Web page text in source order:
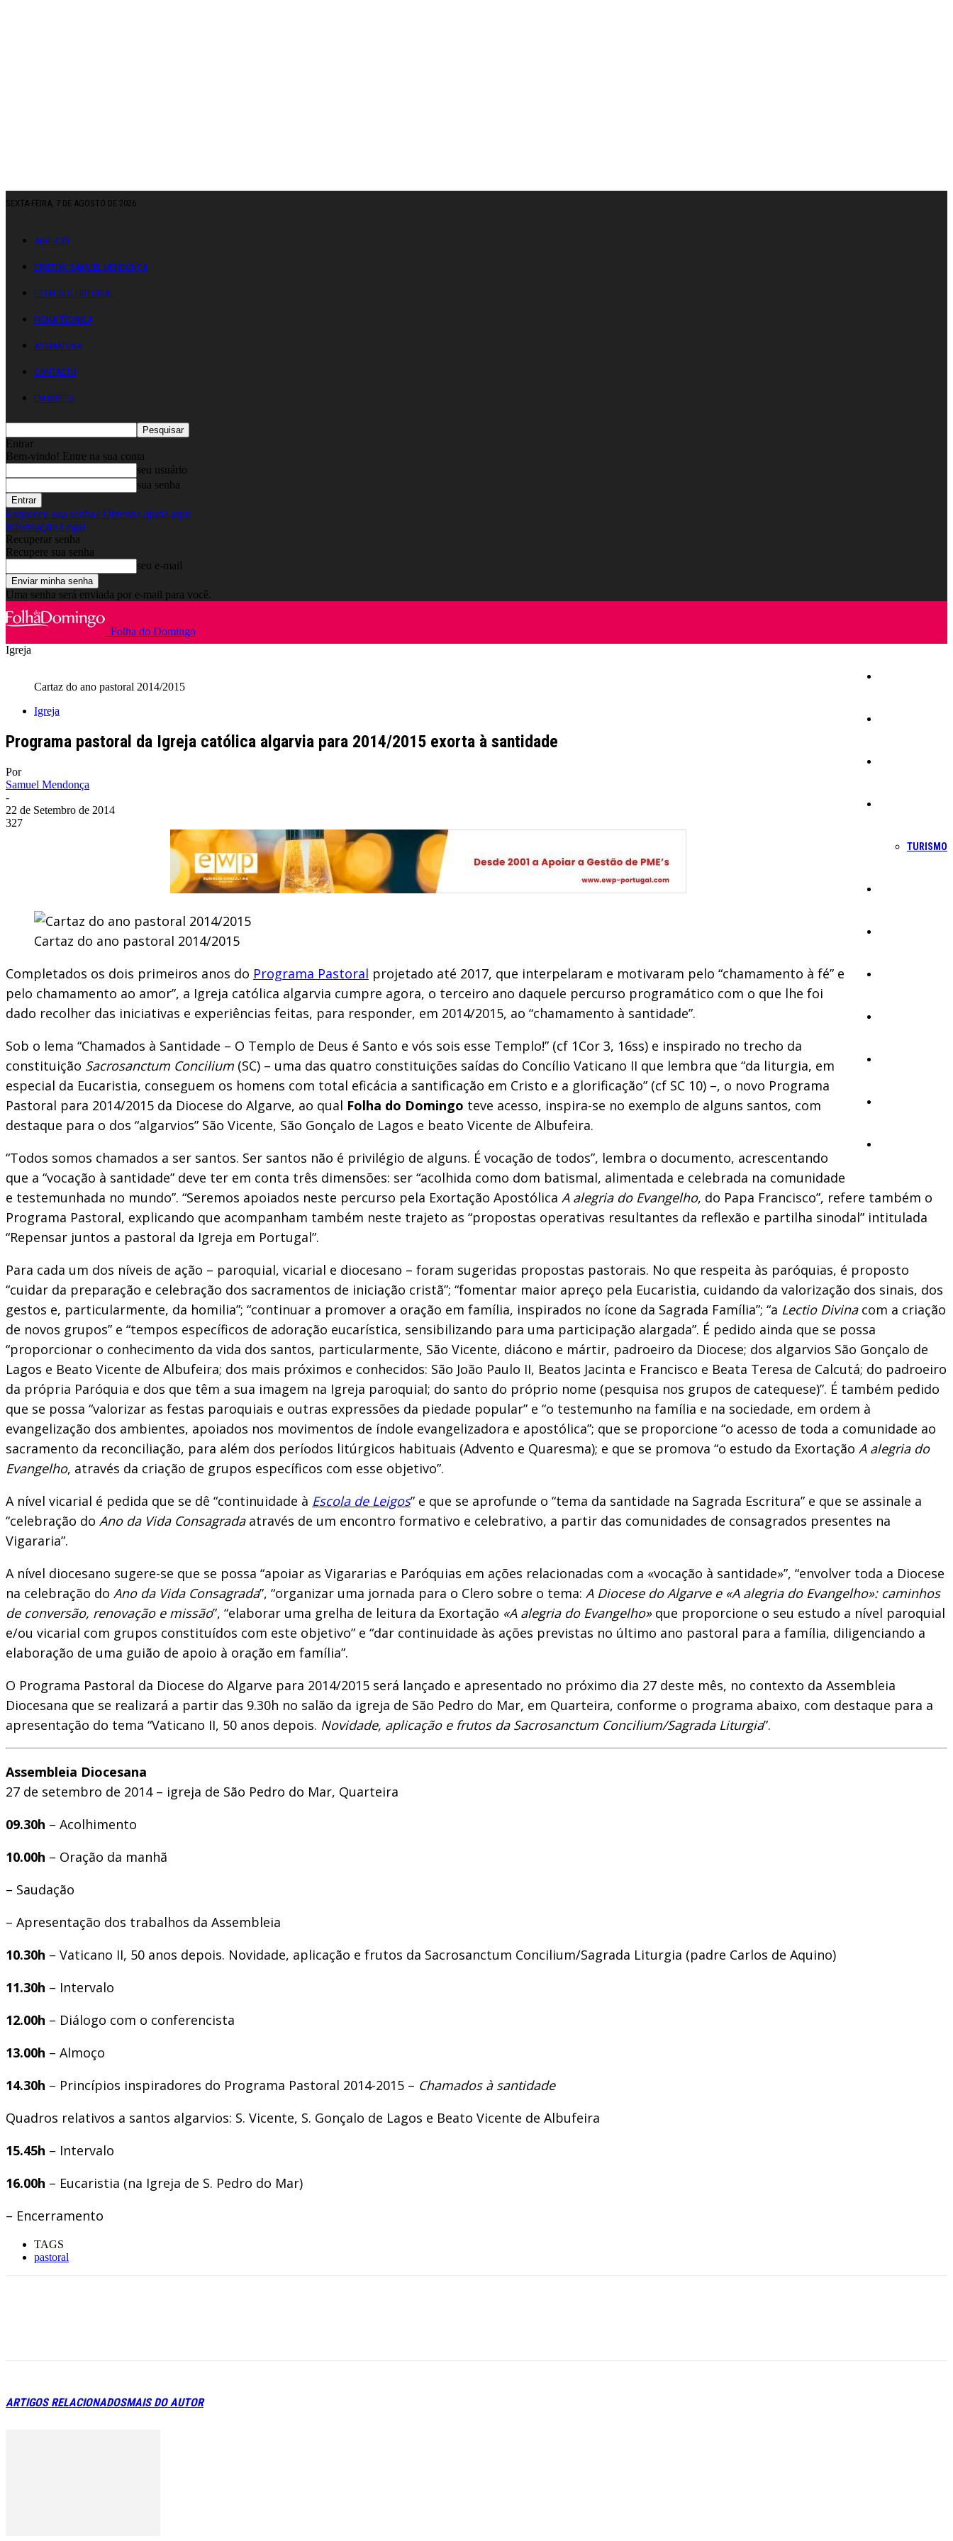
SEXTA-FEIRA, 7 DE AGOSTO DE 2026
ANO: CXII
DIRETOR: SAMUEL MENDONÇA
ESTATUTO EDITORIAL
FICHA TÉCNICA
ASSINATURA
CONTACTO
EM DIRETO
Entrar
Bem-vindo! Entre na sua conta
seu usuário
sua senha
Esqueceu sua senha? Obtenha ajuda aqui
Informação Legal
Recuperar senha
Recupere sua senha
seu e-mail
Uma senha será enviada por e-mail para você.
Folha do Domingo
TURISMO
Igreja
Cartaz do ano pastoral 2014/2015
Igreja
Programa pastoral da Igreja católica algarvia para 2014/2015 exorta à santidade
Por
Samuel Mendonça
-
22 de Setembro de 2014
327
Cartaz do ano pastoral 2014/2015
Completados os dois primeiros anos do Programa Pastoral projetado até 2017, que interpelaram e motivaram pelo “chamamento à fé” e
pelo chamamento ao amor”, a Igreja católica algarvia cumpre agora, o terceiro ano daquele percurso programático com o que lhe foi
dado recolher das iniciativas e experiências feitas, para responder, em 2014/2015, ao “chamamento à santidade”.
Sob o lema “Chamados à Santidade – O Templo de Deus é Santo e vós sois esse Templo!” (cf 1Cor 3, 16ss) e inspirado no trecho da
constituição Sacrosanctum Concilium (SC) – uma das quatro constituições saídas do Concílio Vaticano II que lembra que “da liturgia, em
especial da Eucaristia, conseguem os homens com total eficácia a santificação em Cristo e a glorificação” (cf SC 10) –, o novo Programa
Pastoral para 2014/2015 da Diocese do Algarve, ao qual Folha do Domingo teve acesso, inspira-se no exemplo de alguns santos, com
destaque para o dos “algarvios” São Vicente, São Gonçalo de Lagos e beato Vicente de Albufeira.
“Todos somos chamados a ser santos. Ser santos não é privilégio de alguns. É vocação de todos”, lembra o documento, acrescentando
que a “vocação à santidade” deve ter em conta três dimensões: ser “acolhida como dom batismal, alimentada e celebrada na comunidade
e testemunhada no mundo”. “Seremos apoiados neste percurso pela Exortação Apostólica A alegria do Evangelho, do Papa Francisco”, refere também o
Programa Pastoral, explicando que acompanham também neste trajeto as “propostas operativas resultantes da reflexão e partilha sinodal” intitulada
“Repensar juntos a pastoral da Igreja em Portugal”.
Para cada um dos níveis de ação – paroquial, vicarial e diocesano – foram sugeridas propostas pastorais. No que respeita às paróquias, é proposto
“cuidar da preparação e celebração dos sacramentos de iniciação cristã”; “fomentar maior apreço pela Eucaristia, cuidando da valorização dos sinais, dos
gestos e, particularmente, da homilia”; “continuar a promover a oração em família, inspirados no ícone da Sagrada Família”; “a Lectio Divinacom a criação
de novos grupos” e “tempos específicos de adoração eucarística, sensibilizando para uma participação alargada”. É pedido ainda que se possa
“proporcionar o conhecimento da vida dos santos, particularmente, São Vicente, diácono e mártir, padroeiro da Diocese; dos algarvios São Gonçalo de
Lagos e Beato Vicente de Albufeira; dos mais próximos e conhecidos: São João Paulo II, Beatos Jacinta e Francisco e Beata Teresa de Calcutá; do padroeiro
da própria Paróquia e dos que têm a sua imagem na Igreja paroquial; do santo do próprio nome (pesquisa nos grupos de catequese)”. É também pedido
que se possa “valorizar as festas paroquiais e outras expressões da piedade popular” e “o testemunho na família e na sociedade, em ordem à
evangelização dos ambientes, apoiados nos movimentos de índole evangelizadora e apostólica”; que se proporcione “o acesso de toda a comunidade ao
sacramento da reconciliação, para além dos períodos litúrgicos habituais (Advento e Quaresma); e que se promova “o estudo da Exortação A alegria do
Evangelho, através da criação de grupos específicos com esse objetivo”.
A nível vicarial é pedida que se dê “continuidade à Escola de Leigos” e que se aprofunde o “tema da santidade na Sagrada Escritura” e que se assinale a
“celebração do Ano da Vida Consagradaatravés de um encontro formativo e celebrativo, a partir das comunidades de consagrados presentes na
Vigararia”.
A nível diocesano sugere-se que se possa “apoiar as Vigararias e Paróquias em ações relacionadas com a «vocação à santidade»”, “envolver toda a Diocese
na celebração do Ano da Vida Consagrada”, “organizar uma jornada para o Clero sobre o tema: A Diocese do Algarve e «A alegria do Evangelho»: caminhos
de conversão, renovação e missão”, “elaborar uma grelha de leitura da Exortação «A alegria do Evangelho»que proporcione o seu estudo a nível paroquial
e/ou vicarial com grupos constituídos com este objetivo” e “dar continuidade às ações previstas no último ano pastoral para a família, diligenciando a
elaboração de uma guião de apoio à oração em família”.
O Programa Pastoral da Diocese do Algarve para 2014/2015 será lançado e apresentado no próximo dia 27 deste mês, no contexto da Assembleia
Diocesana que se realizará a partir das 9.30h no salão da igreja de São Pedro do Mar, em Quarteira, conforme o programa abaixo, com destaque para a
apresentação do tema “Vaticano II, 50 anos depois. Novidade, aplicação e frutos da Sacrosanctum Concilium/Sagrada Liturgia”.
Assembleia Diocesana
27 de setembro de 2014 – igreja de São Pedro do Mar, Quarteira
09.30h – Acolhimento
10.00h – Oração da manhã
– Saudação
– Apresentação dos trabalhos da Assembleia
10.30h – Vaticano II, 50 anos depois. Novidade, aplicação e frutos da Sacrosanctum Concilium/Sagrada Liturgia (padre Carlos de Aquino)
11.30h – Intervalo
12.00h – Diálogo com o conferencista
13.00h – Almoço
14.30h – Princípios inspiradores do Programa Pastoral 2014-2015 – Chamados à santidade
Quadros relativos a santos algarvios: S. Vicente, S. Gonçalo de Lagos e Beato Vicente de Albufeira
15.45h – Intervalo
16.00h – Eucaristia (na Igreja de S. Pedro do Mar)
– Encerramento
TAGS
pastoral
ARTIGOS RELACIONADOSMAIS DO AUTOR